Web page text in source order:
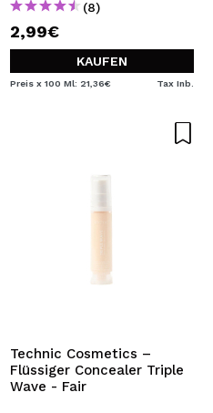
(8)
2,99€
KAUFEN
Preis x 100 Ml: 21,36€ Tax Inb.
Technic Cosmetics –
Flüssiger Concealer Triple
Wave - Fair